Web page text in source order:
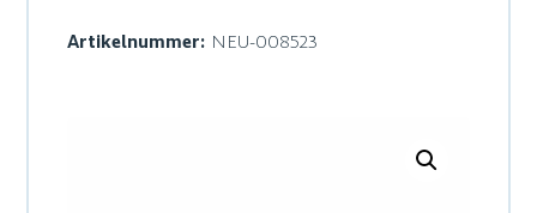
Artikelnummer: NEU-008523